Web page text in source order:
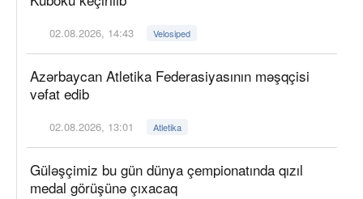
02.08.2026, 14:43 Velosiped
Azərbaycan Atletika Federasiyasının məşqçisi
vəfat edib
02.08.2026, 13:01 Atletika
Güləşçimiz bu gün dünya çempionatında qızıl
medal görüşünə çıxacaq